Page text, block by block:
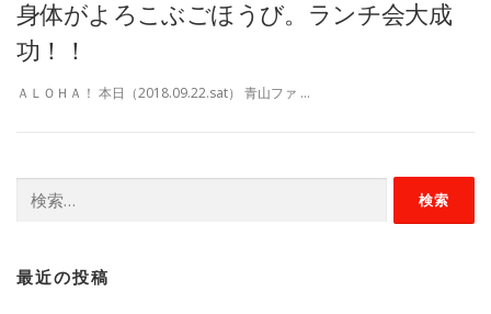
身体がよろこぶごほうび。ランチ会大成
功！！
ＡＬＯＨＡ！ 本日（2018.09.22.sat） 青山ファ …
索:
最近の投稿